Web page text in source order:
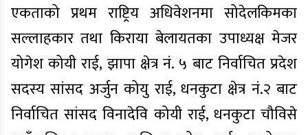
एकताको प्रथम राष्ट्रिय अधिवेशनमा सोदेलकिमका
सल्लाहकार तथा किराया बेलायतका उपाध्यक्ष मेजर
योगेश कोयी राई, झापा क्षेत्र नं. ५ बाट निर्वाचित प्रदेश
सदस्य सांसद अर्जुन कोयु राई, धनकुटा क्षेत्र नं.२ बाट
निर्वाचित सांसद विनादेवि कोयी राई, धनकुटा चौविसे